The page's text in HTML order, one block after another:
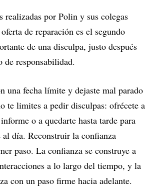
realizadas por Polin y sus colegas
de reparación es el segundo
de una disculpa, justo después
responsabilidad.
una fecha límite y dejaste mal parado
te limites a pedir disculpas: ofrécete a
o a quedarte hasta tarde para
al día. Reconstruir la confianza
paso. La confianza se construye a
a lo largo del tiempo, y la
con un paso firme hacia adelante.